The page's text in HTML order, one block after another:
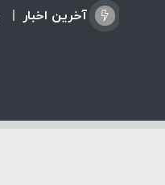
آخرین اخبار